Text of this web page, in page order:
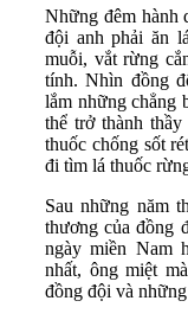
Những đêm hành
đội anh phải ăn
muỗi, vắt rừng
tính. Nhìn đồng
lắm những chẳng
thể trở thành
thuốc chống sốt
đi tìm lá thuốc
Sau những năm
thương của đồng
ngày miền Nam
nhất, ông miệt
đồng đội và